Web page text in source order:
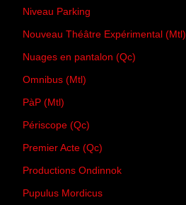
Niveau Parking
Nouveau Théâtre Expérimental (Mtl)
Nuages en pantalon (Qc)
Omnibus (Mtl)
PàP (Mtl)
Périscope (Qc)
Premier Acte (Qc)
Productions Ondinnok
Pupulus Mordicus